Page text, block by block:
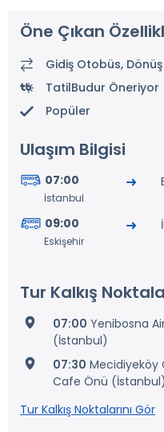
Öne Çıkan
Gidiş Otobüs,
TatilBudur Öneriyor
Popüler
Ulaşım Bilgisi
07:00
İstanbul
09:00
Eskişehir
Tur Kalkış
07:00 Yenibosna
(İstanbul)
07:30 Mecidiyeköy
Cafe Önü (İstanbul)
Tur Kalkış Noktalarını Gör